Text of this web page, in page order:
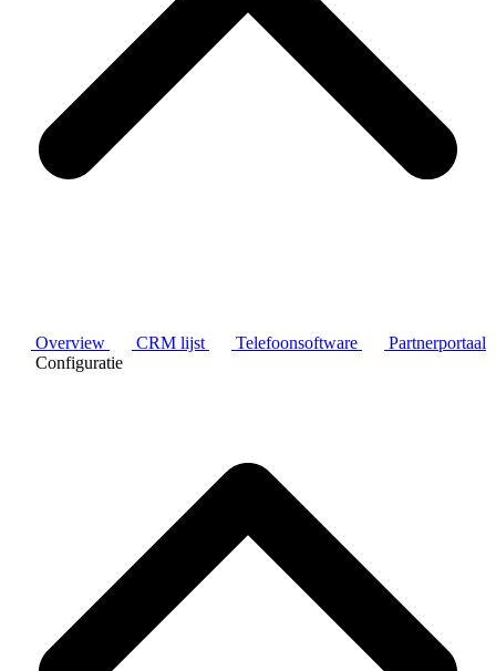
Overview CRM lijst Telefoonsoftware
Partnerportaal
Configuratie